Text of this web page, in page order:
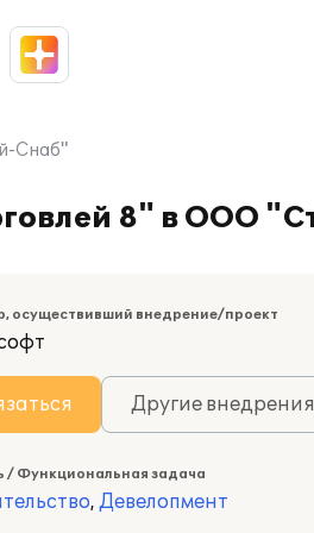
Снаб"
8" в ООО
осуществивший внедрение/проект
Другие
/ Функциональная задача
, Девелопмент